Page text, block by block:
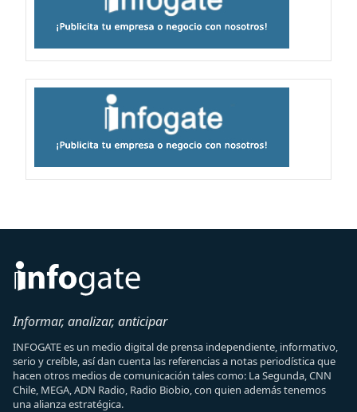
Informar, analizar, anticipar
INFOGATE es un medio digital de prensa independiente, informativo,
serio y creíble, así dan cuenta las referencias a notas periodística que
hacen otros medios de comunicación tales como: La Segunda, CNN
Chile, MEGA, ADN Radio, Radio Biobio, con quien además tenemos
una alianza estratégica.